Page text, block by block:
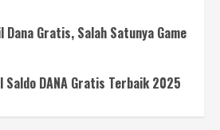
Gratis, Salah Satunya Game
DANA Gratis Terbaik 2025